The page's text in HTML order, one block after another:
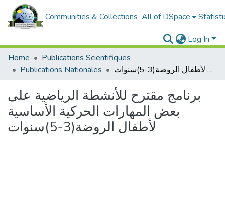
Communities & Collections All of DSpace
Log In
Home
Publications Scientifiques
Publications Nationales
برنامج مقترح للأنشطة الرياضية على بعض المهارات الحركية الأساسية لأطفال الروضة(3-5)سنوات
برنامج مقترح للأنشطة الرياضية على
بعض المهارات الحركية الأساسية
لأطفال الروضة(3-5)سنوات